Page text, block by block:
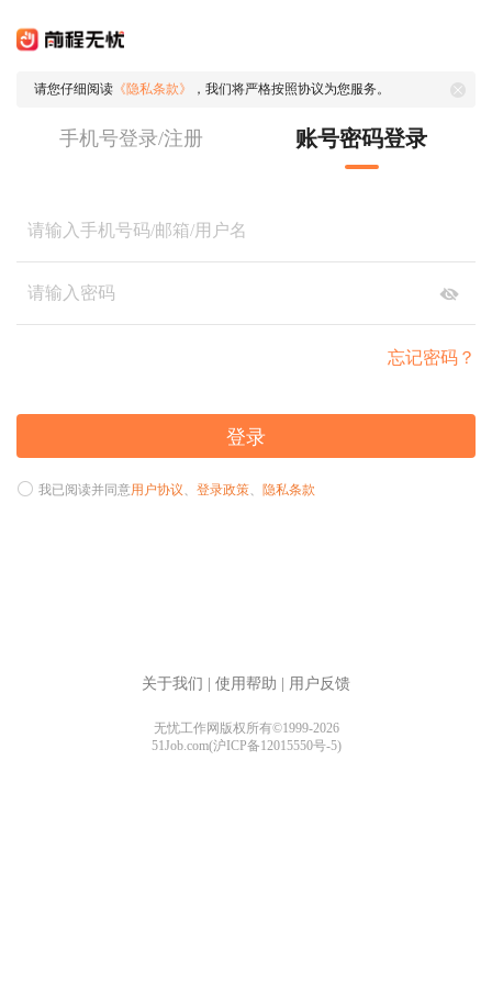
请您仔细阅读 《隐私条款》 ，我们将严格按照协议为您服务。
手机号登录/注册 账号密码登录
忘记密码？
登录
我已阅读并同意用户协议、 登录政策、 隐私条款
关于我们 使用帮助 用户反馈
无忧工作网版权所有©1999-2026
51Job.com(沪ICP备12015550号-5)